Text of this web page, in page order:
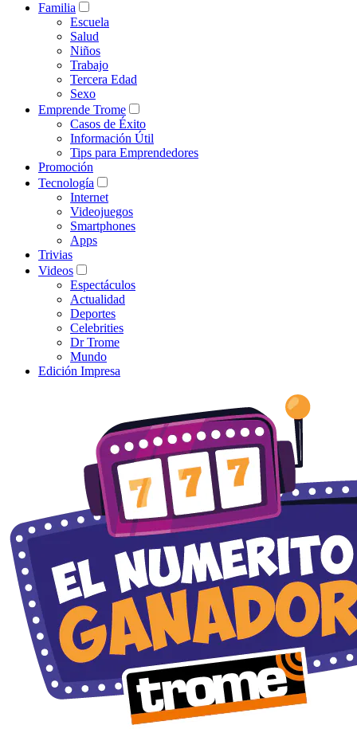
Familia
Escuela
Salud
Niños
Trabajo
Tercera Edad
Sexo
Emprende Trome
Casos de Éxito
Información Útil
Tips para Emprendedores
Promoción
Tecnología
Internet
Videojuegos
Smartphones
Apps
Trivias
Videos
Espectáculos
Actualidad
Deportes
Celebrities
Dr Trome
Mundo
Edición Impresa